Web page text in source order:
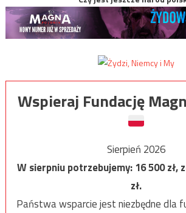
Wspieraj Fundację
Sierpień 2026
W sierpniu potrzebujemy:16 500zł,
zł.
Państwa wsparcie jest niezbędne dla